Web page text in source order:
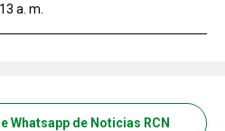
a. m.
Whatsapp de Noticias RCN